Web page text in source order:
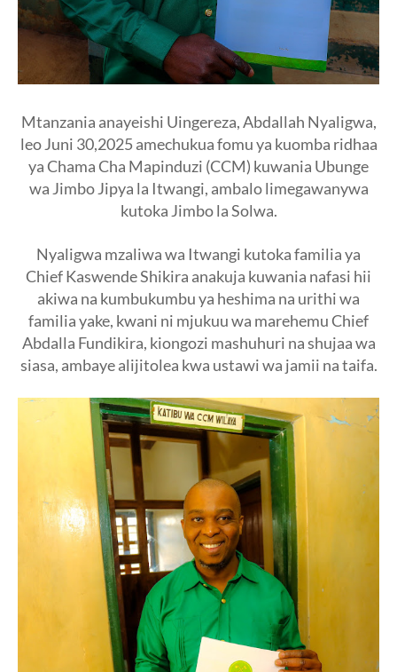
Mtanzania anayeishi Uingereza, Abdallah Nyaligwa,
leo Juni 30,2025 amechukua fomu ya kuomba ridhaa
ya Chama Cha Mapinduzi (CCM) kuwania Ubunge
wa Jimbo Jipya la Itwangi, ambalo limegawanywa
kutoka Jimbo la Solwa.
Nyaligwa mzaliwa wa Itwangi kutoka familia ya
Chief Kaswende Shikira anakuja kuwania nafasi hii
akiwa na kumbukumbu ya heshima na urithi wa
familia yake, kwani ni mjukuu wa marehemu Chief
Abdalla Fundikira, kiongozi mashuhuri na shujaa wa
siasa, ambaye alijitolea kwa ustawi wa jamii na taifa.